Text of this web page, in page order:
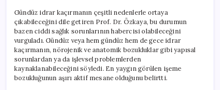
Gündüz idrar kaçırmanın çeşitli nedenlerle ortaya
çıkabileceğini dile getiren Prof. Dr. Özkaya, bu durumun
bazen ciddi sağlık sorunlarının habercisi olabileceğini
vurguladı. Gündüz veya hem gündüz hem de gece idrar
kaçırmanın, nörojenik ve anatomik bozukluklar gibi yapısal
sorunlardan ya da işlevsel problemlerden
kaynaklanabileceğini söyledi. En yaygın görülen işeme
bozukluğunun aşırı aktif mesane olduğunu belirtti.